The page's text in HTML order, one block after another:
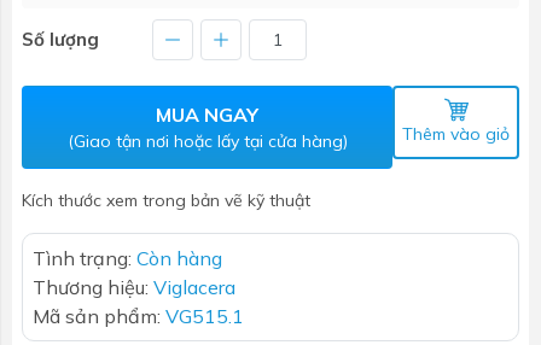
Số lượng
MUA NGAY
(Giao tận nơi hoặc lấy tại cửa hàng) Thêm vào giỏ
Kích thước xem trong bản vẽ kỹ thuật
Tình trạng: Còn hàng
Thương hiệu: Viglacera
Mã sản phẩm: VG515.1